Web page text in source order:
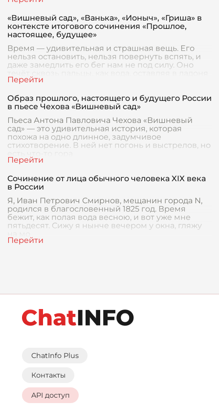
«Вишневый сад», «Ванька», «Ионыч», «Гриша» в
контексте итогового сочинения «Прошлое,
настоящее, будущее»
Время — удивительная и страшная вещь. Его
нельзя остановить, нельзя повернуть вспять, и
даже замедлить его бег нам не под силу. Оно
Образ прошлого, настоящего и будущего России
в пьесе Чехова «Вишневый сад»
Пьеса Антона Павловича Чехова «Вишневый
сад» — это удивительная история, которая
похожа на одно длинное, задумчивое
стихотворение. В ней нет погонь и выстрелов, но
Сочинение от лица обычного человека XIX века
в России
Я, Иван Петрович Смирнов, мещанин города N,
родился в благословенный 1825 год. Время
бежит, как полая вода весною, и вот уже мне
пятьдесят. Сижу я нынче вечером у окна, гляжу
ChatInfo Plus
Контакты
API доступ